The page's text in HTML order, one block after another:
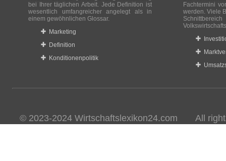
bei Ihrer täglichen Arbeit. Jede Definition ist
wesentlich umfangreicher angelegt als in
einem gewöhnlichen Glossar.
Marketing
Definition
Konditionenpolitik
Fachtermini
werden. Viele
© 2023-2024 Wirtschaftslexikon24.com All